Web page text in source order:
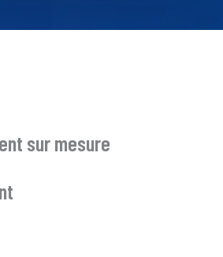
sur mesure